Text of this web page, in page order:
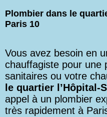
Plombier dans le
Paris 10
Vous avez besoin en
chauffagiste pour une
sanitaires ou votre
le quartier l’Hôpital-
appel à un plombier
très rapidement à